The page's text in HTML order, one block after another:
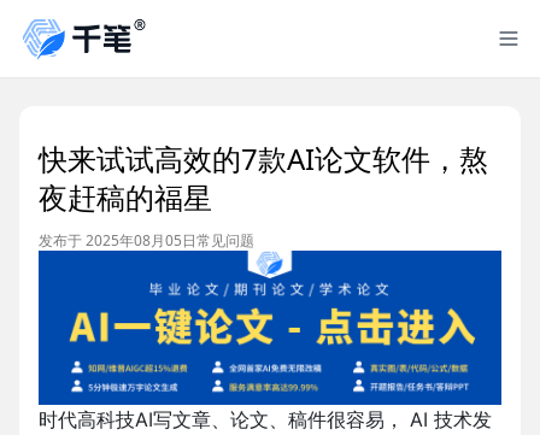
快来试试高效的7款AI论文软件，熬
夜赶稿的福星
发布于 2025年08月05日常见问题
时代高科技AI写文章、论文、稿件很容易， AI 技术发